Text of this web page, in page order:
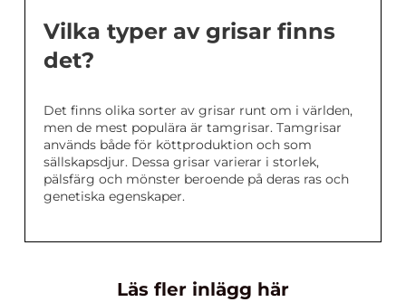
Vilka typer av grisar finns
det?
Det finns olika sorter av grisar runt om i världen,
men de mest populära är tamgrisar. Tamgrisar
används både för köttproduktion och som
sällskapsdjur. Dessa grisar varierar i storlek,
pälsfärg och mönster beroende på deras ras och
genetiska egenskaper.
Läs fler inlägg här